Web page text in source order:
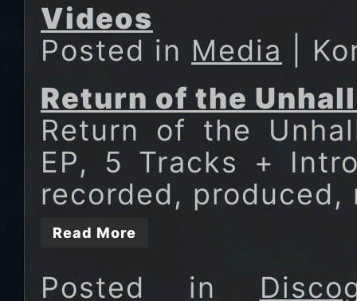
Videos
Posted in Media
Return of the
Return of the
EP, 5 Tracks +
recorded, produced,
Read More
Posted in